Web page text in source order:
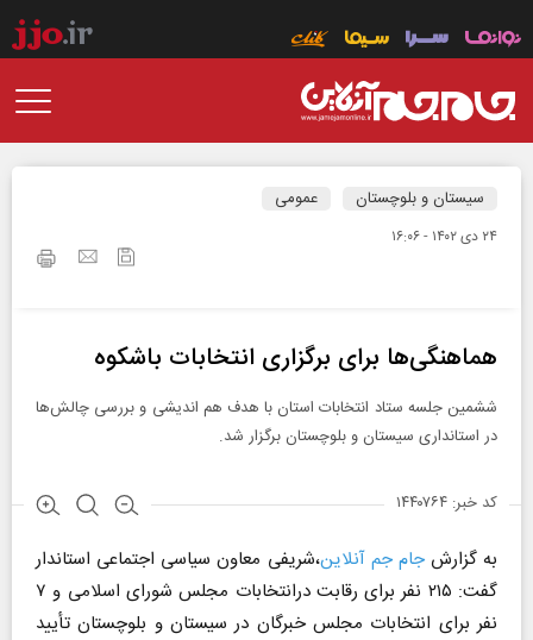
سیستان و بلوچستان عمومی
۲۴ دی ۱۴۰۲ - ۱۶:۰۶
هماهنگی‌ها برای برگزاری انتخابات باشکوه
ششمین جلسه ستاد انتخابات استان با هدف هم اندیشی و بررسی چالش‌ها
در استانداری سیستان و بلوچستان برگزار شد.
کد خبر: ۱۴۴۰۷۶۴
به گزارشجام جم آنلاین،شریفی معاون سیاسی اجتماعی استاندار
گفت: ۲۱۵ نفر برای رقابت درانتخابات مجلس شورای اسلامی و ۷
نفر برای انتخابات مجلس خبرگان در سیستان و بلوچستان تأیید